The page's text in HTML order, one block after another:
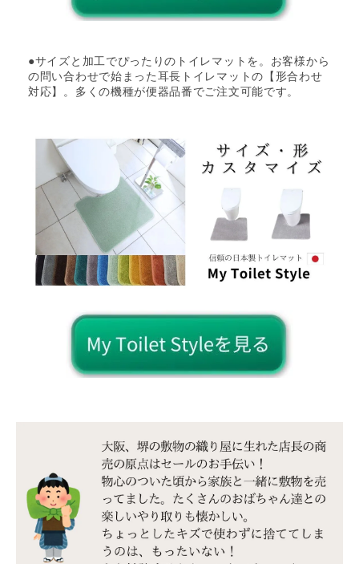
●サイズと加工でぴったりのトイレマットを。お客様から
の問い合わせで始まった耳長トイレマットの【形合わせ
対応】。多くの機種が便器品番でご注文可能です。